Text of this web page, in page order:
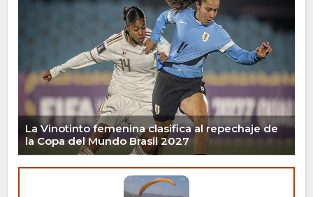
La Vinotinto femenina clasifica al repechaje de
la Copa del Mundo Brasil 2027